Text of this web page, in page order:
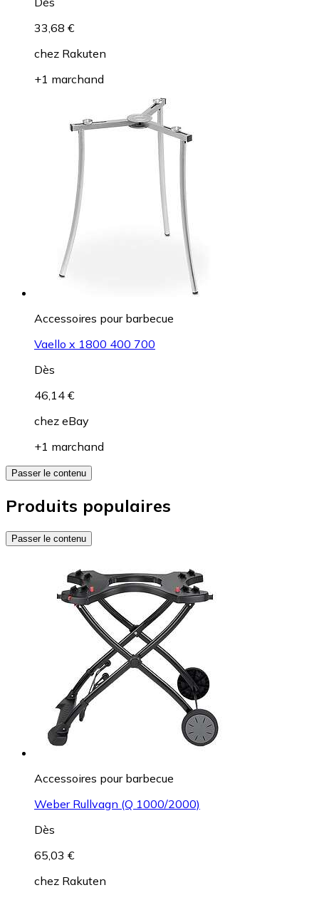
33,68 €
chez Rakuten
+1 marchand
Accessoires pour barbecue
Vaello x 1800 400 700
Dès
46,14 €
chez eBay
+1 marchand
Passer le contenu
Produits populaires
Passer le contenu
Accessoires pour barbecue
Weber Rullvagn (Q 1000/2000)
Dès
65,03 €
chez Rakuten